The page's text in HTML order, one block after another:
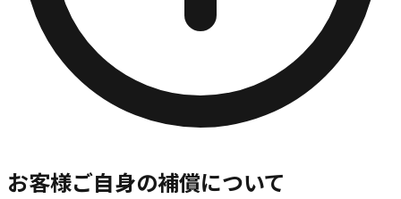
お客様ご自身の補償について